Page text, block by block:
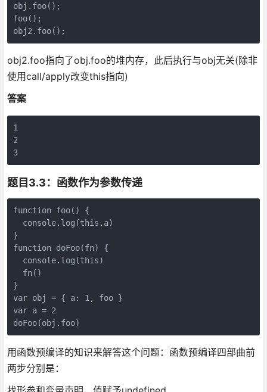
obj.foo();
foo();
obj2.foo指向了obj.foo的堆内存，此后执行与obj无关(除非
使用call/apply改变this指向)
答案
1
2
3
题目3.3：函数作为参数传递
function foo() {
  console.log(this.a)
}
function doFoo(fn) {
  console.log(this)
  fn()
}
var obj = { a: 1, foo }
var a = 2
用函数预编译的知识来解答这个问题：函数预编译四部曲前
两步分别是：